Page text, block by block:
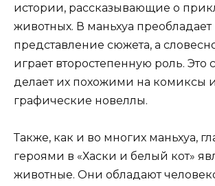
истории, рассказывающие о
животных. В маньхуа
представление сюжета, а
играет второстепенную роль. Это
делает их похожими на комиксы
графические новеллы.
Также, как и во многих маньхуа,
героями в «Хаски и белый кот»
животные. Они обладают